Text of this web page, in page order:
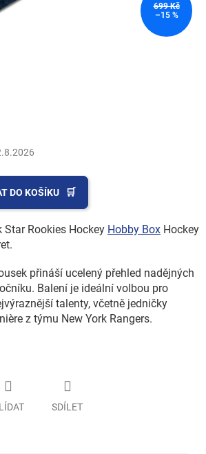
699 Kč
–15 %
DO KOŠÍKU
Star Rookies Hockey Hobby Box Hockey
přináší ucelený přehled nadějných
Balení je ideální volbou pro
talenty, včetně jedničky
z týmu New York Rangers.
SDÍLET